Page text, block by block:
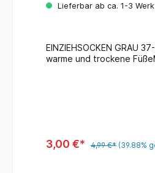
Lieferbar ab ca. 1-3
EINZIEHSOCKEN GRAU
warme und trockene
3,00 €* 4,99 €* (39.88%